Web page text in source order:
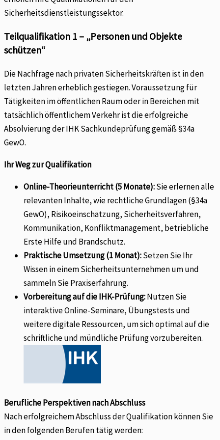
Sicherheitsdienstleistungssektor.
Teilqualifikation 1 – „Personen und Objekte
schützen“
Die Nachfrage nach privaten Sicherheitskräften ist in den
letzten Jahren erheblich gestiegen. Voraussetzung für
Tätigkeiten im öffentlichen Raum oder in Bereichen mit
tatsächlich öffentlichem Verkehr ist die erfolgreiche
Absolvierung der IHK Sachkundeprüfung gemäß §34a
GewO.
Ihr Weg zur Qualifikation
Online-Theorieunterricht (5 Monate):Sie erlernen alle
relevanten Inhalte, wie rechtliche Grundlagen (§34a
GewO), Risikoeinschätzung, Sicherheitsverfahren,
Kommunikation, Konfliktmanagement, betriebliche
Erste Hilfe und Brandschutz.
Praktische Umsetzung (1 Monat):Setzen Sie Ihr
Wissen in einem Sicherheitsunternehmen um und
sammeln Sie Praxiserfahrung.
Vorbereitung auf die IHK-Prüfung:Nutzen Sie
interaktive Online-Seminare, Übungstests und
weitere digitale Ressourcen, um sich optimal auf die
schriftliche und mündliche Prüfung vorzubereiten.
Berufliche Perspektiven nach Abschluss
Nach erfolgreichem Abschluss der Qualifikation können Sie
in den folgenden Berufen tätig werden: